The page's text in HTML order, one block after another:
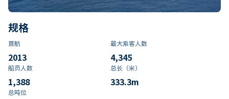
规格
首航
2013
最大乘客人数
4,345
船员人数
1,388
总长（米）
333.3m
总吨位